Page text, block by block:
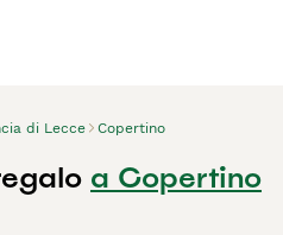
di Lecce Copertino
a Copertino